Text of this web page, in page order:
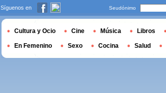
Síguenos en Seudónimo
Cultura y Ocio Cine Música Libros
En Femenino Sexo Cocina Salud